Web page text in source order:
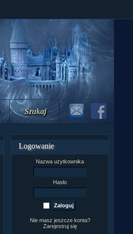
Szukaj
Logowanie
Nazwa użytkownika
Hasło
Nie masz jeszcze konta?
Zarejestruj się